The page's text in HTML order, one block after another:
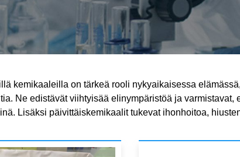
kemikaaleilla on tärkeä rooli nykyaikaisessa
Ne edistävät viihtyisää elinympäristöä ja
Lisäksi päivittäiskemikaalit tukevat ihonhoitoa,